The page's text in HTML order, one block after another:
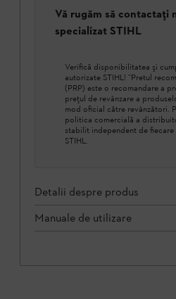
Vă rugăm să contactați
specializat STIHL
Verifică disponibilitatea şi
autorizate STIHL! ”Pretul
(PRP) este o recomandare a
prețul de revânzare a
mod oficial către revânzători.
politica comercială a
stabilit independent de
STIHL.
Detalii despre produs
Manuale de utilizare